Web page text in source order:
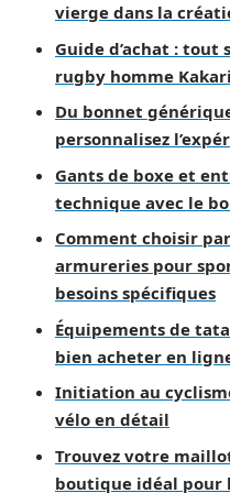
vierge dans la
Guide d’achat : tout
rugby homme
Du bonnet
personnalisez
Gants de boxe et
technique avec le
Comment choisir
armureries pour
besoins spécifiques
Équipements de
bien acheter en
Initiation au
vélo en détail
Trouvez votre
boutique idéal pour